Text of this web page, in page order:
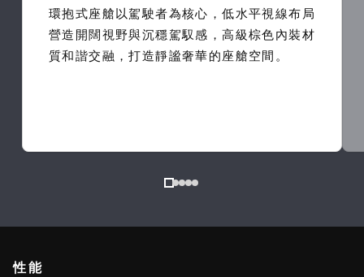
環抱式座艙以駕駛者為核心，低水平視線布局
營造開闊視野與沉穩駕馭感，高級棕色內裝材
質和諧交融，打造靜謐奢華的座艙空間。
性能